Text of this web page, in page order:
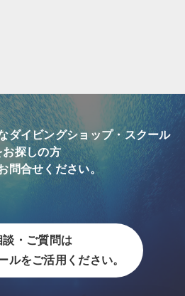
ダイビングショップ・スクール
お探しの方
問合せください。
談・ご質問は
ルをご活用ください。